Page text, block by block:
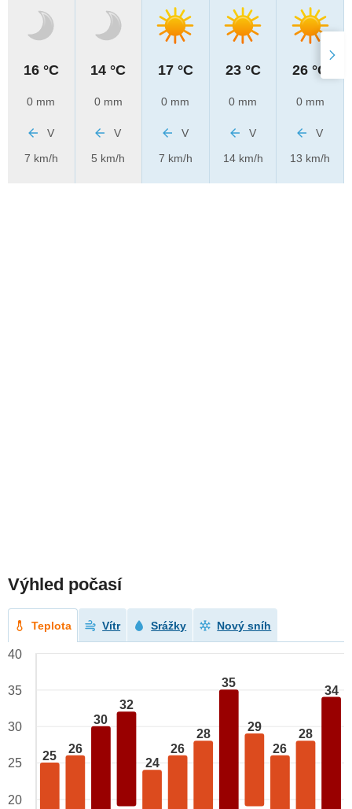
16 °C
0 mm
V
7 km/h
14 °C
0 mm
V
5 km/h
17 °C
0 mm
V
7 km/h
23 °C
0 mm
V
14 km/h
26 °C
0 mm
V
13 km/h
Výhled počasí
Teplota Vítr Srážky Nový sníh
25
26
30
32
24
26
28
35
29
26
28
34
40
35
30
25
20